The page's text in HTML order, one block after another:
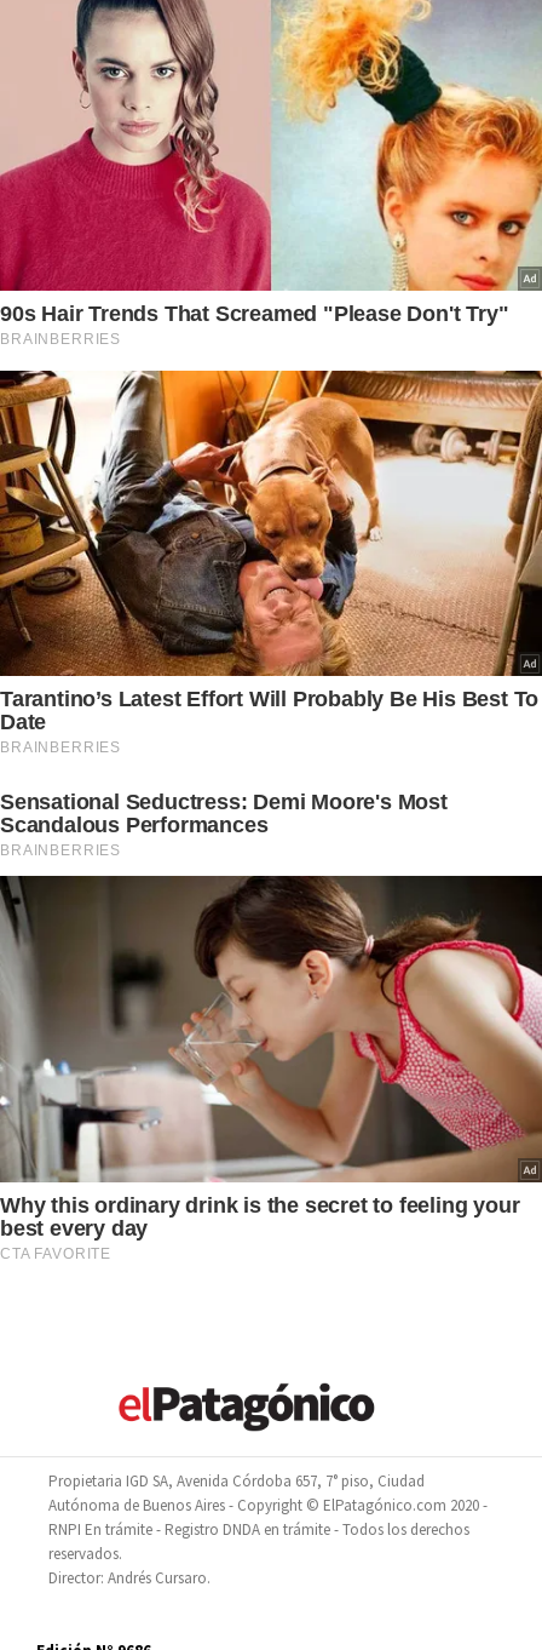
Propietaria IGD SA, Avenida Córdoba 657, 7° piso, Ciudad
Autónoma de Buenos Aires - Copyright © ElPatagónico.com 2020 -
RNPI En trámite - Registro DNDA en trámite - Todos los derechos
reservados.
Director: Andrés Cursaro.